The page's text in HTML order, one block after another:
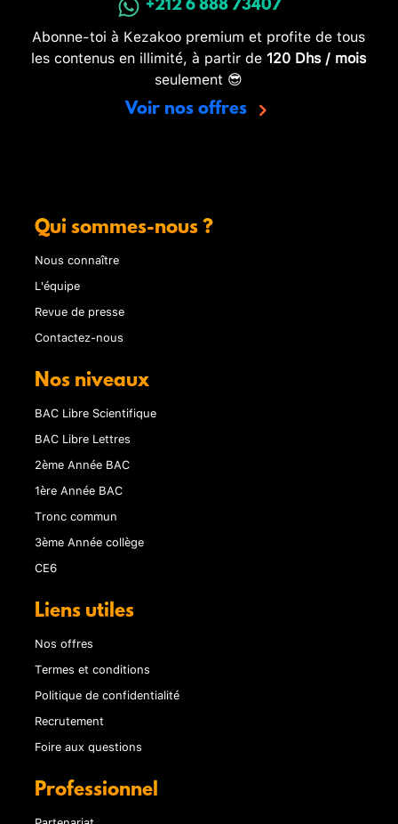
+212 6 888 73407
Abonne-toi à Kezakoo premium et profite de tous
les contenus en illimité, à partir de 120 Dhs / mois
seulement 😎
Voir nos offres
Qui sommes-nous ?
Nous connaître
L'équipe
Revue de presse
Contactez-nous
Nos niveaux
BAC Libre Scientifique
BAC Libre Lettres
2ème Année BAC
1ère Année BAC
Tronc commun
3ème Année collège
CE6
Liens utiles
Nos offres
Termes et conditions
Politique de confidentialité
Recrutement
Foire aux questions
Professionnel